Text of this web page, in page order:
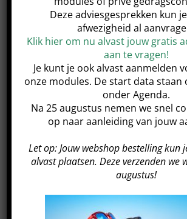
Samen in Balans-
Jonge
module
GEGEVENS
15 mei 2024
Deze adviesgesprekken kun
afwezigheid al
Klik hier om nu alvast jouw gratis
aan te vragen!
Je kunt je ook alvast aanmelden
onze modules. De start data staan
onder Agenda.
Na 25 augustus nemen we snel
op naar aanleiding van jouw
Let op: Jouw webshop bestelling kun
alvast plaatsen. Deze verzenden we
augustus!